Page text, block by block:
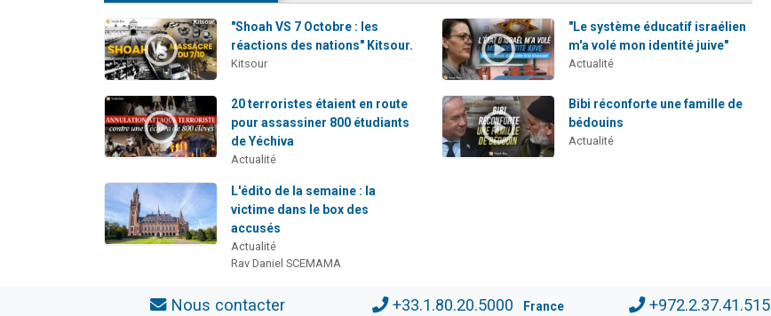
"Shoah VS 7 Octobre : les
réactions des nations" Kitsour.
Kitsour
"Le système éducatif israélien
m'a volé mon identité juive"
Actualité
20 terroristes étaient en route
pour assassiner 800 étudiants
de Yéchiva
Actualité
Bibi réconforte une famille de
bédouins
Actualité
L'édito de la semaine : la
victime dans le box des
accusés
Actualité
Rav Daniel SCEMAMA
Nous contacter +33.1.80.20.5000 France +972.2.37.41.515